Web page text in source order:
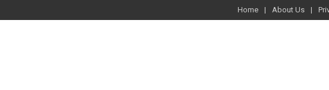
Home About Us